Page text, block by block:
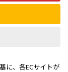
に、各ECサイトが